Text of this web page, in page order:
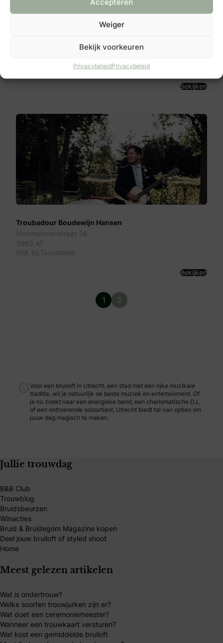
Weiger
Bekijk voorkeuren
PrivacybeleidPrivacybeleid
Barwoutswaarder 57
Bekijken
Troubadour Boudewijn Hansen
Noormannenstraat 38
3962 AT
Wijk bij Duurstede
Bekijken
1 2
Voor een bruiloft in Utrecht, een stad met een rijke muzikale
traditie, wil je natuurlijk de beste muziek en entertainment. Of
je nu zoekt naar een energieke band, een charismatische DJ,
of een ontroerende soloartiest, Utrecht biedt tal van opties om
jouw dag magisch te maken.
Jullie trouwdag
B&B Club
Trouwblog
Bruidsbeurzen
Winacties
Bruid & Bruidegom Magazine kopen
Deel jouw bruiloft of styled shoot
Home
Meest gelezen artikelen
Wat is ondertrouw?
Welke soorten trouwjurken zijn er?
Wat doet een ceremoniemeester?
Wanneer een trouwkaart versturen?
Wat kost een gemiddelde bruiloft